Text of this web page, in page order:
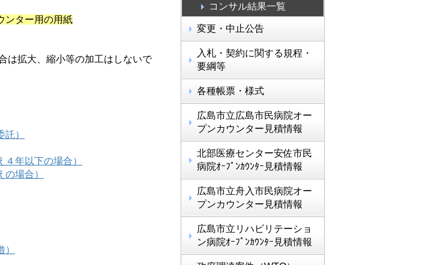
ンター用の用紙
は拡大、縮小等の加工はしないで
）
年以下の場合）
場合）
コンサル結果一覧
変更・中止公告
入札・契約に関する規程・
要綱等
各種帳票・様式
広島市立広島市民病院オー
プンカウンター見積情報
北部医療センター安佐市民
病院ｵｰﾌﾟﾝｶｳﾝﾀｰ見積情報
広島市立舟入市民病院オー
プンカウンター見積情報
広島市立リハビリテーショ
ン病院ｵｰﾌﾟﾝｶｳﾝﾀｰ見積情報